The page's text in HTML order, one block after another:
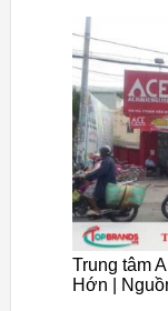
Trung tâm
Hớn |